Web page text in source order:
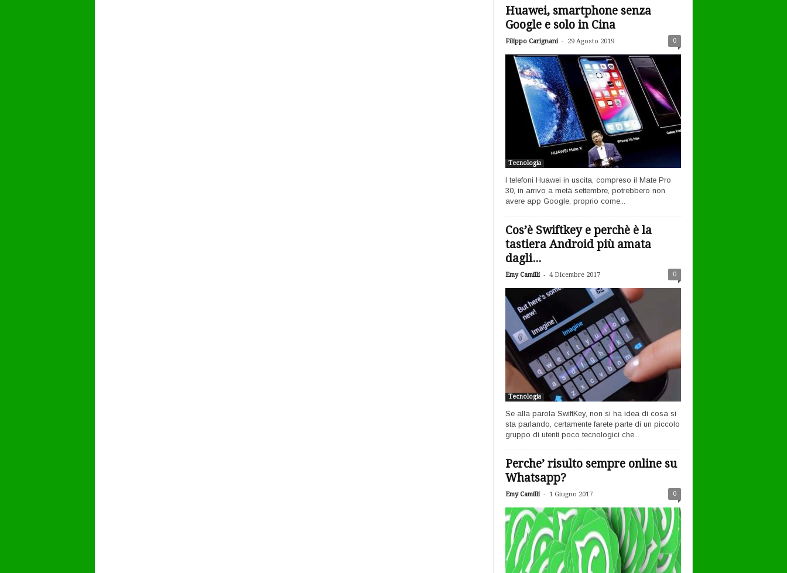
Huawei, smartphone senza
Google e solo in Cina
Filippo Carignani - 29 Agosto 2019 0
Tecnologia
I telefoni Huawei in uscita, compreso il Mate Pro
30, in arrivo a metà settembre, potrebbero non
avere app Google, proprio come...
Cos’è Swiftkey e perchè è la
tastiera Android più amata
dagli...
Emy Camilli - 4 Dicembre 2017 0
Tecnologia
Se alla parola SwiftKey, non si ha idea di cosa si
sta parlando, certamente farete parte di un piccolo
gruppo di utenti poco tecnologici che...
Perche’ risulto sempre online su
Whatsapp?
Emy Camilli - 1 Giugno 2017 0